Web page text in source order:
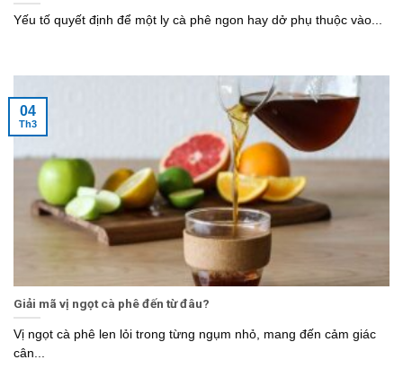
Yếu tố quyết định để một ly cà phê ngon hay dở phụ thuộc vào...
Giải mã vị ngọt cà phê đến từ đâu?
Vị ngọt cà phê len lỏi trong từng ngụm nhỏ, mang đến cảm giác
cân...
04
Th3